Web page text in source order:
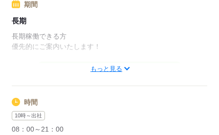
■月収例：580,000円
※都内配送の場合
※売上90%支給の場合
これまでの最高月収は124万円！
・ガソリンカード貸与
・ナビ貸与
・車両レンタルあり（1日500円～）
※メンテナンス付
◎面接について
LINEで自宅でもどこでもオンライン面接OK！
◎引越しサポート
寮対応やスタート支援金制度あり！
期間
長期
長期稼働できる方
優先的にご案内いたします！
もっと見る
時間
10時～出社
08：00～21：00